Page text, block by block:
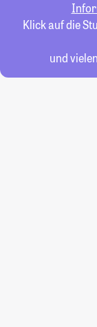
Klick auf die
und